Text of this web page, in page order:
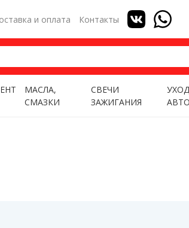
и оплата Контакты
МАСЛА,
СМАЗКИ
СВЕЧИ
ЗАЖИГАНИЯ